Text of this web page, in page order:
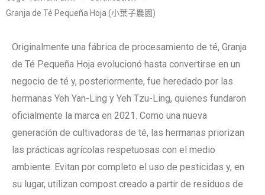
Granja de Té Pequeña Hoja (小葉子農園)
Originalmente una fábrica de procesamiento de té, Granja
de Té Pequeña Hoja evolucionó hasta convertirse en un
negocio de té y, posteriormente, fue heredado por las
hermanas Yeh Yan-Ling y Yeh Tzu-Ling, quienes fundaron
oficialmente la marca en 2021. Como una nueva
generación de cultivadoras de té, las hermanas priorizan
las prácticas agrícolas respetuosas con el medio
ambiente. Evitan por completo el uso de pesticidas y, en
su lugar, utilizan compost creado a partir de residuos de